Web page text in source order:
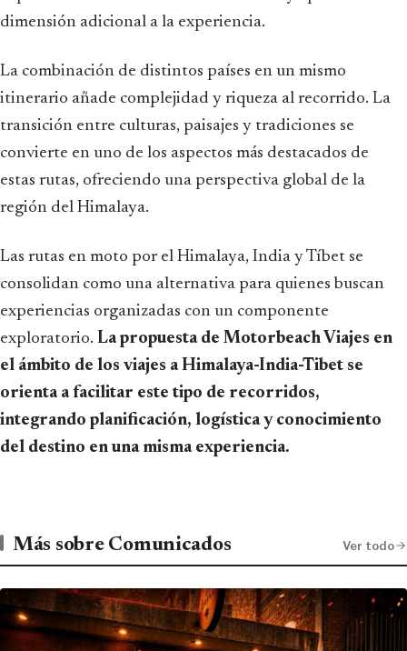
dimensión adicional a la experiencia.
La combinación de distintos países en un mismo
itinerario añade complejidad y riqueza al recorrido. La
transición entre culturas, paisajes y tradiciones se
convierte en uno de los aspectos más destacados de
estas rutas, ofreciendo una perspectiva global de la
región del Himalaya.
Las rutas en moto por el Himalaya, India y Tíbet se
consolidan como una alternativa para quienes buscan
experiencias organizadas con un componente
exploratorio. La propuesta de Motorbeach Viajes en
el ámbito de los viajes a Himalaya-India-Tibet se
orienta a facilitar este tipo de recorridos,
integrando planificación, logística y conocimiento
del destino en una misma experiencia.
Más sobre Comunicados Ver todo